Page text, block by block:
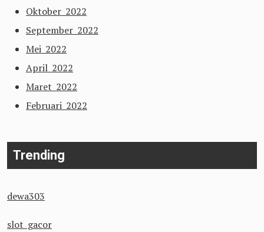
Oktober 2022
September 2022
Mei 2022
April 2022
Maret 2022
Februari 2022
Trending
dewa303
slot gacor